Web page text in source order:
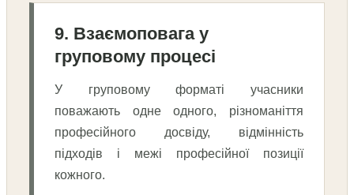
9. Взаємоповага у
груповому процесі
У груповому форматі учасники
поважають одне одного, різноманіття
професійного досвіду, відмінність
підходів і межі професійної позиції
кожного.